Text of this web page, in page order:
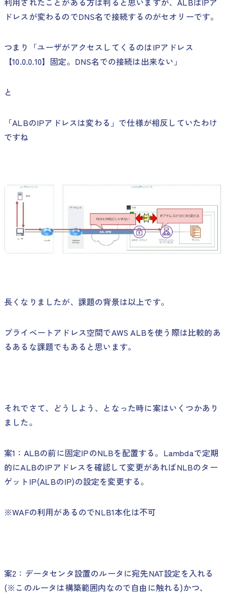
ドレスが変わるのでDNS名で接続するのがセオリーです。
つまり「ユーザがアクセスしてくるのはIPアドレス
【10.0.0.10】固定。DNS名での接続は出来ない」
と
「ALBのIPアドレスは変わる」で仕様が相反していたわけ
ですね
長くなりましたが、課題の背景は以上です。
プライベートアドレス空間でAWS ALBを使う際は比較的あ
るあるな課題でもあると思います。
それでさて、どうしよう、となった時に案はいくつかあり
ました。
案1：ALBの前に固定IPのNLBを配置する。Lambdaで定期
的にALBのIPアドレスを確認して変更があればNLBのター
ゲットIP(ALBのIP)の設定を変更する。
※WAFの利用があるのでNLB1本化は不可
案2：データセンタ設置のルータに宛先NAT設定を入れる
(※このルータは構築範囲内なので自由に触れる)かつ、